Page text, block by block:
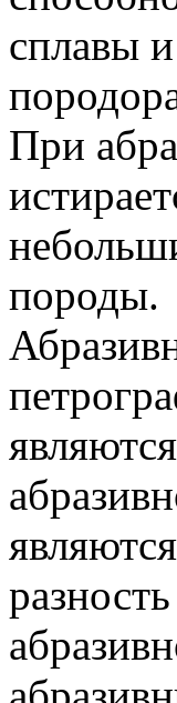
сплавы
При
породы.